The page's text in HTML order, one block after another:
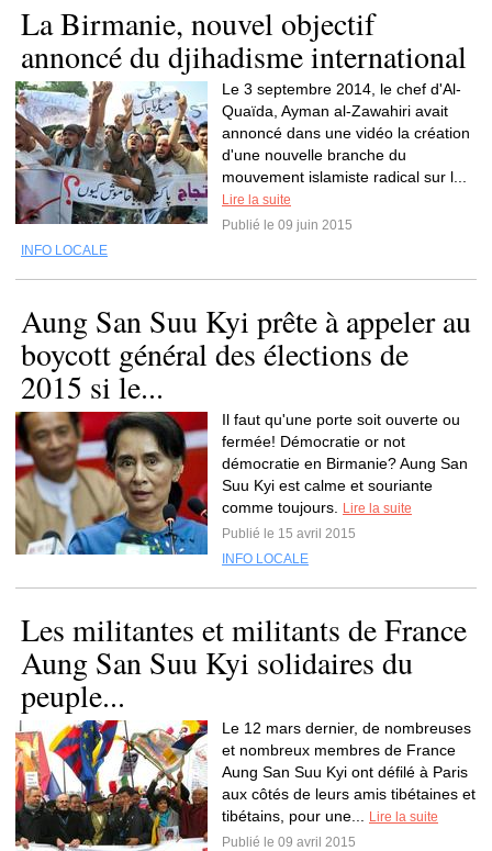
La Birmanie, nouvel objectif
annoncé du djihadisme international
Le 3 septembre 2014, le chef d'Al-
Quaïda, Ayman al-Zawahiri avait
annoncé dans une vidéo la création
d'une nouvelle branche du
mouvement islamiste radical sur l...
Lire la suite
Publié le 09 juin 2015
INFO LOCALE
Aung San Suu Kyi prête à appeler au
boycott général des élections de
2015 si le...
Il faut qu'une porte soit ouverte ou
fermée! Démocratie or not
démocratie en Birmanie? Aung San
Suu Kyi est calme et souriante
comme toujours.
Lire la suite
Publié le 15 avril 2015
INFO LOCALE
Les militantes et militants de France
Aung San Suu Kyi solidaires du
peuple...
Le 12 mars dernier, de nombreuses
et nombreux membres de France
Aung San Suu Kyi ont défilé à Paris
aux côtés de leurs amis tibétaines et
tibétains, pour une...
Lire la suite
Publié le 09 avril 2015